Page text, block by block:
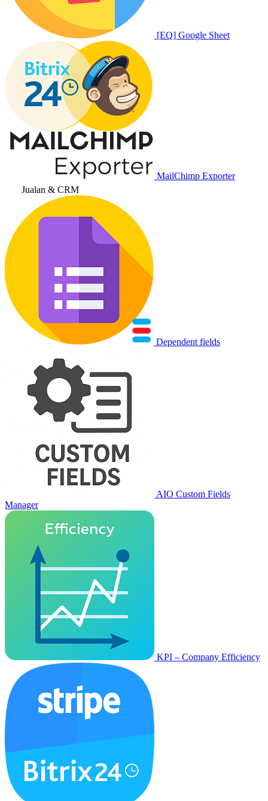
[EQ] Google Sheet
MailChimp Exporter
Jualan & CRM
Dependent fields
AIO Custom Fields
Manager
KPI – Company Efficiency